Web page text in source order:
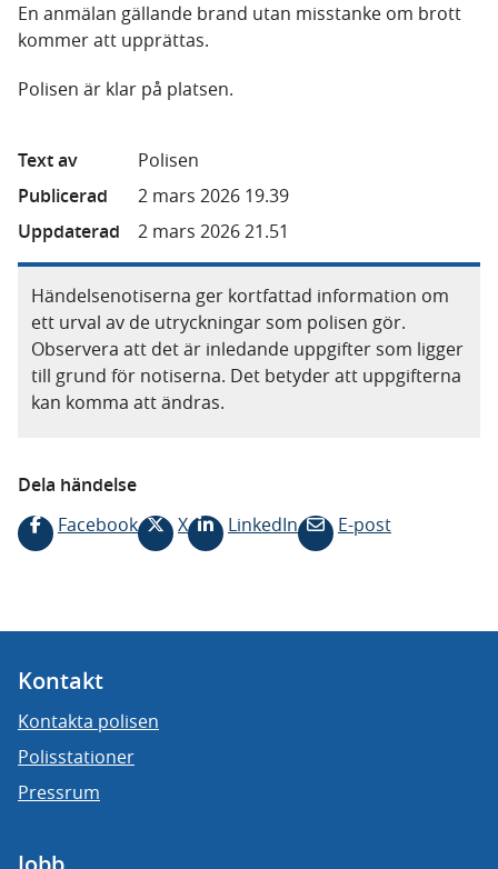
En anmälan gällande brand utan misstanke om brott
kommer att upprättas.
Polisen är klar på platsen.
Text av
Polisen
Publicerad
2 mars 2026 19.39
Uppdaterad
2 mars 2026 21.51
Händelsenotiserna ger kortfattad information om
ett urval av de utryckningar som polisen gör.
Observera att det är inledande uppgifter som ligger
till grund för notiserna. Det betyder att uppgifterna
kan komma att ändras.
Dela händelse
Facebook
X LinkedIn E-post
Kontakt
Kontakta polisen
Polisstationer
Pressrum